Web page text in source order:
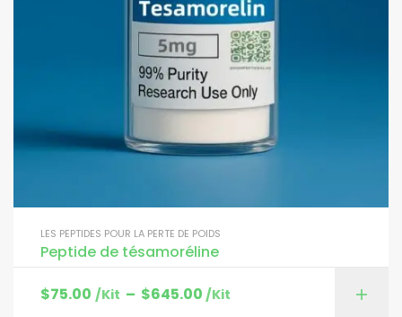
LES PEPTIDES POUR LA PERTE DE POIDS
Peptide de tésamoréline
$75.00 /Kit – $645.00 /Kit